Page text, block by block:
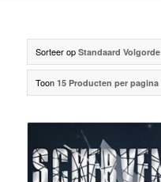
Sorteer op Standaard Volgorde
Toon 15 Producten per pagina